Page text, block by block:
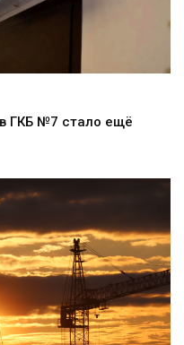
ГКБ №7 стало ещё